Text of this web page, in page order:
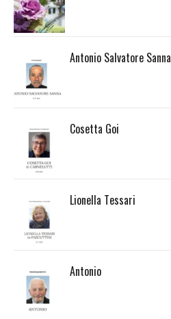
Antonio Salvatore Sanna
Cosetta Goi
Lionella Tessari
Antonio